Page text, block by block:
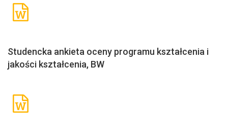
Studencka ankieta oceny programu kształcenia i
jakości kształcenia, BW